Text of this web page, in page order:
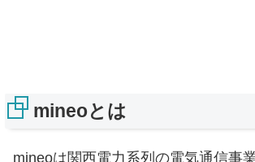
mineoとは
mineoは関西電力系列の電気通信事